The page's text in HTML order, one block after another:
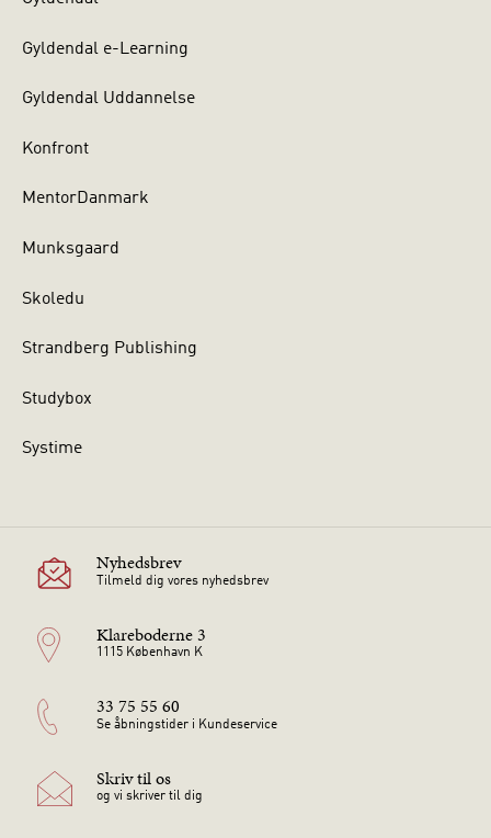
Gyldendal e-Learning
Gyldendal Uddannelse
Konfront
MentorDanmark
Munksgaard
Skoledu
Strandberg Publishing
Studybox
Systime
Nyhedsbrev
Tilmeld dig vores nyhedsbrev
Klareboderne 3
1115 København K
33 75 55 60
Se åbningstider i Kundeservice
Skriv til os
og vi skriver til dig